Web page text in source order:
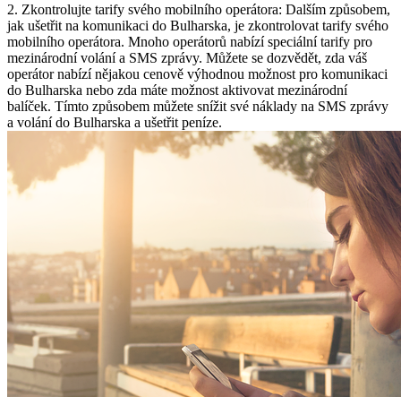
2. Zkontrolujte tarify svého mobilního operátora: Dalším způsobem,
jak ušetřit na komunikaci do Bulharska, je zkontrolovat tarify svého
mobilního operátora. Mnoho operátorů nabízí speciální tarify pro
mezinárodní volání a SMS zprávy. Můžete se dozvědět, zda váš
operátor nabízí nějakou cenově výhodnou možnost pro komunikaci
do Bulharska nebo zda máte možnost aktivovat mezinárodní
balíček. Tímto způsobem můžete snížit své náklady na SMS zprávy
a volání do Bulharska a ušetřit peníze.